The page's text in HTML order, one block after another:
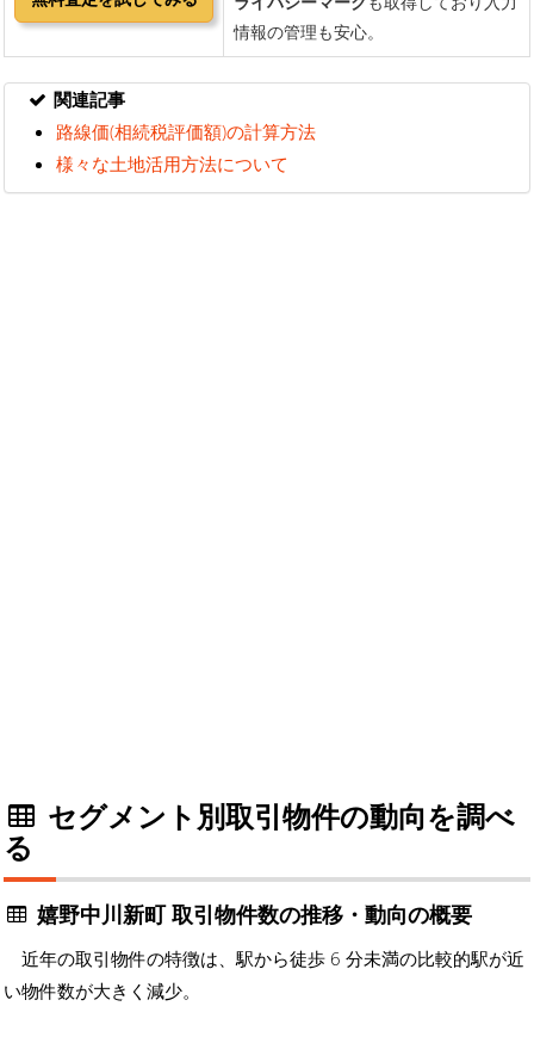
関連記事
路線価(相続税評価額)の計算方法
様々な土地活用方法について
セグメント別取引物件の動向を調べ
る
嬉野中川新町 取引物件数の推移・動向の概要
近年の取引物件の特徴は、駅から徒歩 6 分未満の比較的駅が近
い物件数が大きく減少。